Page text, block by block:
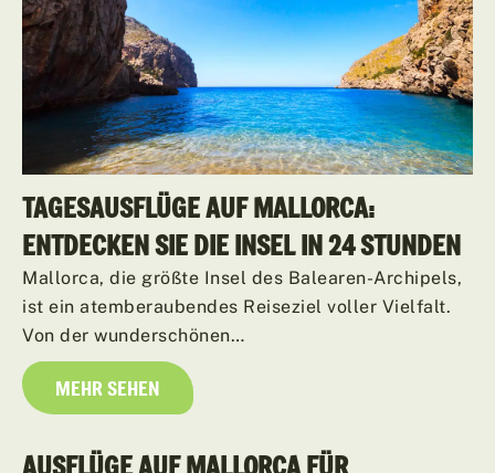
TAGESAUSFLÜGE AUF MALLORCA:
ENTDECKEN SIE DIE INSEL IN 24 STUNDEN
Mallorca, die größte Insel des Balearen-Archipels,
ist ein atemberaubendes Reiseziel voller Vielfalt.
Von der wunderschönen…
MEHR SEHEN